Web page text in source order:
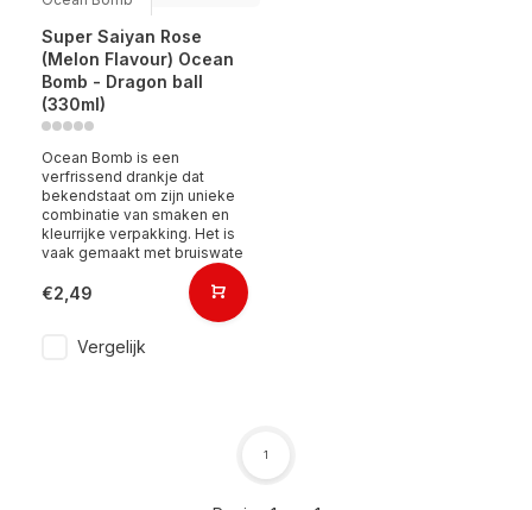
Super Saiyan Rose
(Melon Flavour) Ocean
Bomb - Dragon ball
(330ml)
Ocean Bomb is een
verfrissend drankje dat
bekendstaat om zijn unieke
combinatie van smaken en
kleurrijke verpakking. Het is
vaak gemaakt met bruiswate
€2,49
Vergelijk
1